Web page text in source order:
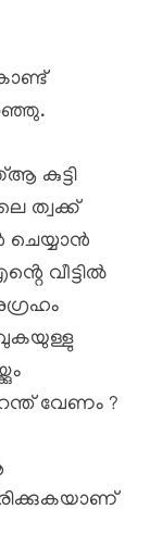
കുട്ടി
ത്വക്ക്
ചെയ്യാൻ
വീട്ടിൽ
വേണം ?